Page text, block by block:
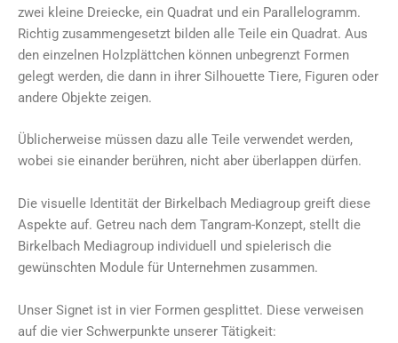
zwei kleine Dreiecke, ein Quadrat und ein Parallelogramm.
Richtig zusammengesetzt bilden alle Teile ein Quadrat. Aus
den einzelnen Holzplättchen können unbegrenzt Formen
gelegt werden, die dann in ihrer Silhouette Tiere, Figuren oder
andere Objekte zeigen.
Üblicherweise müssen dazu alle Teile verwendet werden,
wobei sie einander berühren, nicht aber überlappen dürfen.
Die visuelle Identität der Birkelbach Mediagroup greift diese
Aspekte auf. Getreu nach dem Tangram-Konzept, stellt die
Birkelbach Mediagroup individuell und spielerisch die
gewünschten Module für Unternehmen zusammen.
Unser Signet ist in vier Formen gesplittet. Diese verweisen
auf die vier Schwerpunkte unserer Tätigkeit: